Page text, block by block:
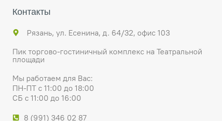
Контакты
Рязань, ул. Есенина, д. 64/32, офис 103
Пик торгово-гостиничный комплекс на Театральной
площади
Мы работаем для Вас:
ПН-ПТ с 11:00 до 18:00
СБ с 11:00 до 16:00
8 (991) 346 02 87